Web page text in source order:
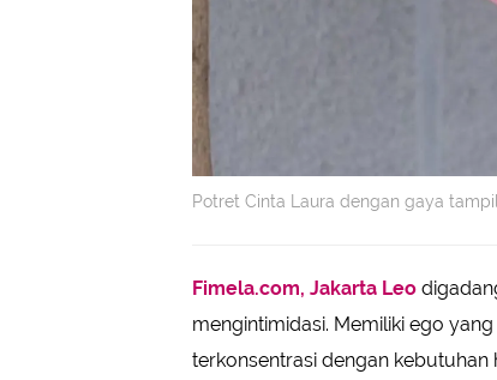
Potret Cinta Laura dengan gaya
Fimela.com, Jakarta Leo
mengintimidasi. Memiliki ego
terkonsentrasi dengan kebutuhan